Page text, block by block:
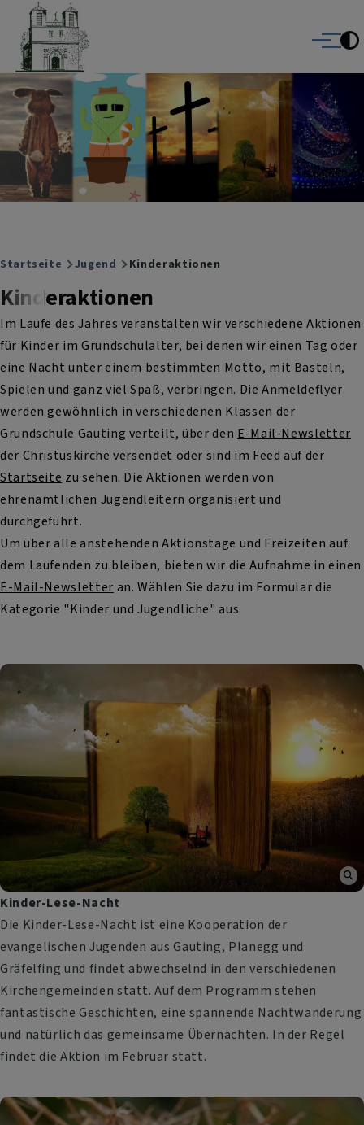
Direkt zum Inhalt
Christuskirche Gauting
Evangelisch-Lutherische Kirche Gauting
Menü
Breadcrumb
Startseite Jugend Kinderaktionen
Kinderaktionen
Im Laufe des Jahres veranstalten wir verschiedene Aktionen
für Kinder im Grundschulalter, bei denen wir einen Tag oder
eine Nacht unter einem bestimmten Motto, mit Basteln,
Spielen und ganz viel Spaß, verbringen. Die Anmeldeflyer
werden gewöhnlich in verschiedenen Klassen der
Grundschule Gauting verteilt, über den E-Mail-Newsletter
der Christuskirche versendet oder sind im Feed auf der
Startseite zu sehen. Die Aktionen werden von
ehrenamtlichen Jugendleitern organisiert und
durchgeführt.
Um über alle anstehenden Aktionstage und Freizeiten auf
dem Laufenden zu bleiben, bieten wir die Aufnahme in einen
E-Mail-Newsletter an. Wählen Sie dazu im Formular die
Kategorie "Kinder und Jugendliche" aus.
Kinder-Lese-Nacht
Die Kinder-Lese-Nacht ist eine Kooperation der
evangelischen Jugenden aus Gauting, Planegg und
Gräfelfing und findet abwechselnd in den verschiedenen
Kirchengemeinden statt. Auf dem Programm stehen
fantastische Geschichten, eine spannende Nachtwanderung
und natürlich das gemeinsame Übernachten. In der Regel
findet die Aktion im Februar statt.